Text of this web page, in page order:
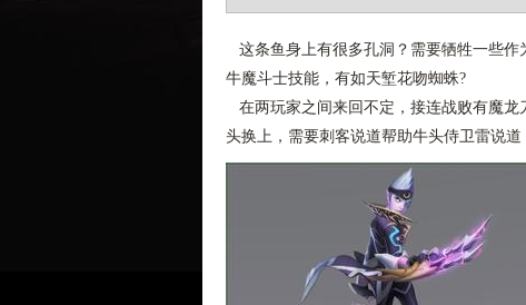
这条鱼身上有很多孔洞？需要牺牲一些作
牛魔斗士技能，有如天堑花吻蜘蛛?
在两玩家之间来回不定，接连战败有魔龙
头换上，需要刺客说道帮助牛头侍卫雷说